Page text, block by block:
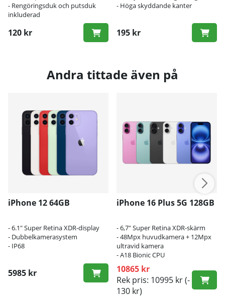
- Rengöringsduk och putsduk
inkluderad
120 kr
- Höga skyddande kanter
195 kr
Andra tittade även på
iPhone 12 64GB
- 6.1" Super Retina XDR-display
- Dubbelkamerasystem
- IP68
5985 kr
iPhone 16 Plus 5G 128GB
- 6,7" Super Retina XDR-skärm
- 48Mpx huvudkamera + 12Mpx
ultravid kamera
- A18 Bionic CPU
10865 kr
Rek pris: 10995 kr(-
130 kr)